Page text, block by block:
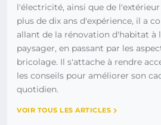
l'électricité, ainsi que de
plus de dix ans d'expérience, il a
allant de la rénovation d'habitat à
paysager, en passant par les
bricolage. Il s'attache à rendre
les conseils pour améliorer son
quotidien.
VOIR TOUS LES ARTICLES